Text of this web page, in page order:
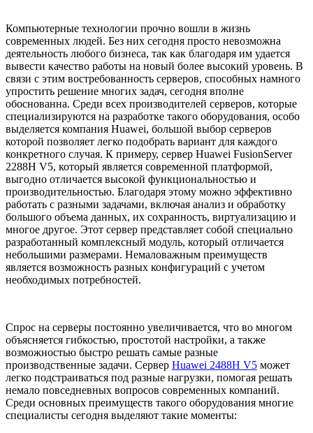
Компьютерные технологии прочно вошли в жизнь
современных людей. Без них сегодня просто невозможна
деятельность любого бизнеса, так как благодаря им удается
вывести качество работы на новый более высокий уровень. В
связи с этим востребованность серверов, способных намного
упростить решение многих задач, сегодня вполне
обоснованна. Среди всех производителей серверов, которые
специализируются на разработке такого оборудования, особо
выделяется компания Huawei, большой выбор серверов
которой позволяет легко подобрать вариант для каждого
конкретного случая. К примеру, сервер Huawei FusionServer
2288H V5, который является современной платформой,
выгодно отличается высокой функциональностью и
производительностью. Благодаря этому можно эффективно
работать с разными задачами, включая анализ и обработку
большого объема данных, их сохранность, виртуализацию и
многое другое. Этот сервер представляет собой специально
разработанный комплексный модуль, который отличается
небольшими размерами. Немаловажным преимуществ
является возможность разных конфигураций с учетом
необходимых потребностей.
Спрос на серверы постоянно увеличивается, что во многом
объясняется гибкостью, простотой настройки, а также
возможностью быстро решать самые разные
производственные задачи. Сервер Huawei 2488H V5 может
легко подстраиваться под разные нагрузки, помогая решать
немало повседневных вопросов современных компаний.
Среди основных преимуществ такого оборудования многие
специалисты сегодня выделяют такие моменты: